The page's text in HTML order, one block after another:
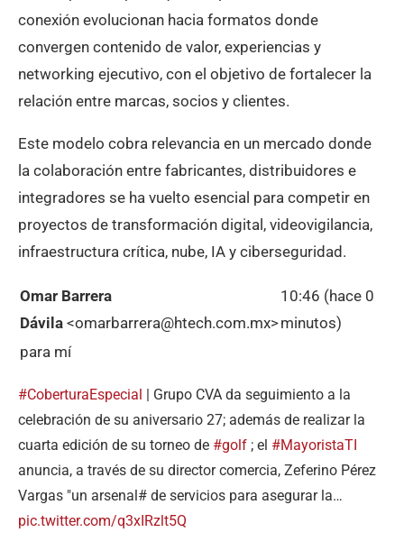
conexión evolucionan hacia formatos donde
convergen contenido de valor, experiencias y
networking ejecutivo, con el objetivo de fortalecer la
relación entre marcas, socios y clientes.
Este modelo cobra relevancia en un mercado donde
la colaboración entre fabricantes, distribuidores e
integradores se ha vuelto esencial para competir en
proyectos de transformación digital, videovigilancia,
infraestructura crítica, nube, IA y ciberseguridad.
Omar Barrera
Dávila <omarbarrera@htech.com.mx>
10:46 (hace 0
minutos)
para mí
#CoberturaEspecial | Grupo CVA da seguimiento a la
celebración de su aniversario 27; además de realizar la
cuarta edición de su torneo de #golf ; el #MayoristaTI
anuncia, a través de su director comercia, Zeferino Pérez
Vargas "un arsenal# de servicios para asegurar la…
pic.twitter.com/q3xIRzlt5Q